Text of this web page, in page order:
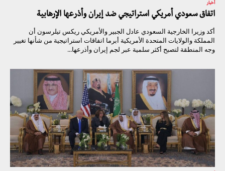
أخبار
اتفاق سعودي أمريكي استراتيجي ضد إيران وأذرعها الإرهابية
أكد وزيرا الخارجية السعودي عادل الجبير والأمريكي ريكس تيلرسون أن
المملكة والولايات المتحدة الأمريكية أبرما اتفاقات استراتيجية من شأنها تغيير
وجه المنطقة لتصبح أكثر سلمية عبر لجم إيران وأذرعها...